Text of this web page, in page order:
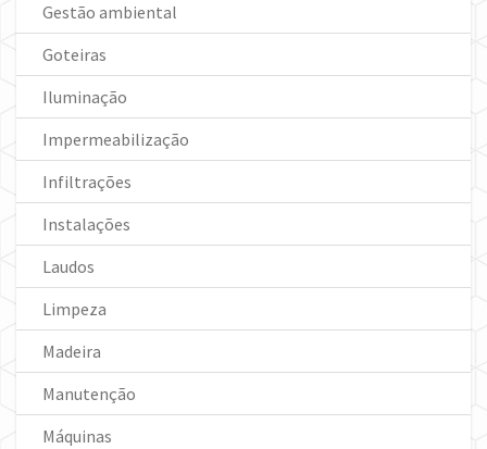
Gestão ambiental
Goteiras
Iluminação
Impermeabilização
Infiltrações
Instalações
Laudos
Limpeza
Madeira
Manutenção
Máquinas